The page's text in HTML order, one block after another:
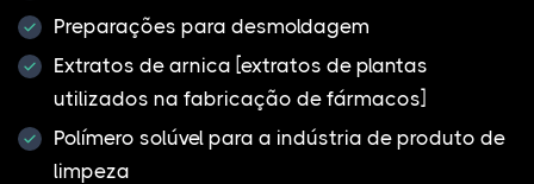
Preparações para desmoldagem
Extratos de arnica [extratos de plantas
utilizados na fabricação de fármacos]
Polímero solúvel para a indústria de produto de
limpeza